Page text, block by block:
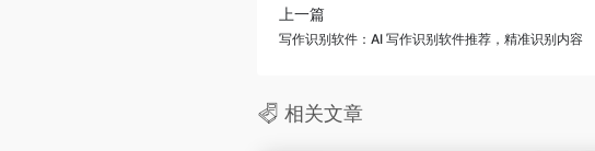
上一篇
写作识别软件：AI 写作识别软件推荐，精准识别内容
相关文章